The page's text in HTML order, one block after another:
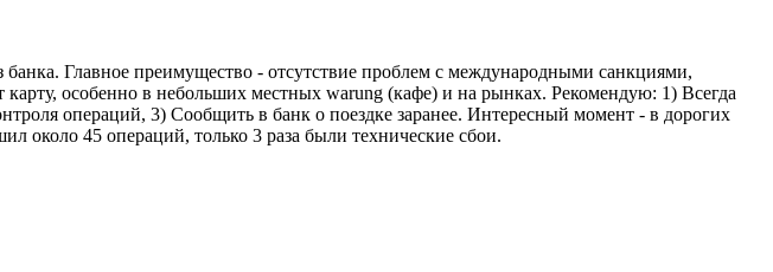
Главное преимущество - отсутствие проблем с международными санкциями,
особенно в небольших местных warung (кафе) и на рынках. Рекомендую: 1) Всегда
операций, 3) Сообщить в банк о поездке заранее. Интересный момент - в дорогих
около 45 операций, только 3 раза были технические сбои.